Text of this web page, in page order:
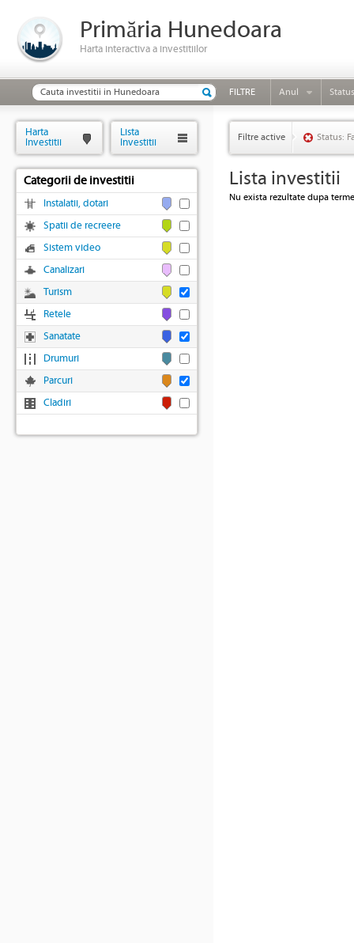
Primăria Hunedoara
Harta interactiva a investitiilor
FILTRE Anul Status
Filtre active Status:
Lista investitii
Nu exista rezultate dupa
Harta
Investitii
Lista
Investitii
Categorii de investitii
Instalatii, dotari
Spatii de recreere
Sistem video
Canalizari
Turism
Retele
Sanatate
Drumuri
Parcuri
Cladiri